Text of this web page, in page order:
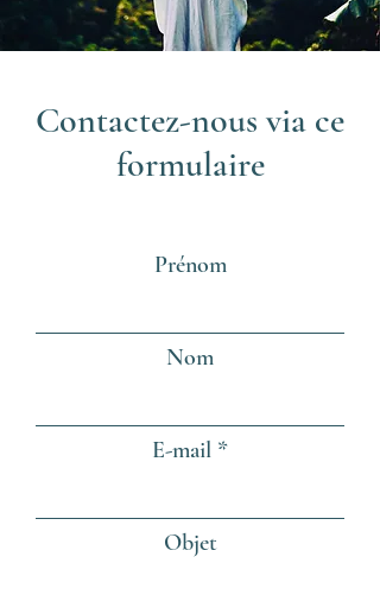
Contactez-nous via ce
formulaire
Prénom
Nom
E-mail
Objet